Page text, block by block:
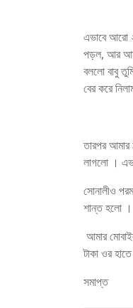
এভাবে আরো
পড়ল, আর
বললো বাবু
বের করে
তারপর
লাগলো ।
সোনালীও
শান্ত হলো ।
আমার
টাকা ওর
সমাপ্ত